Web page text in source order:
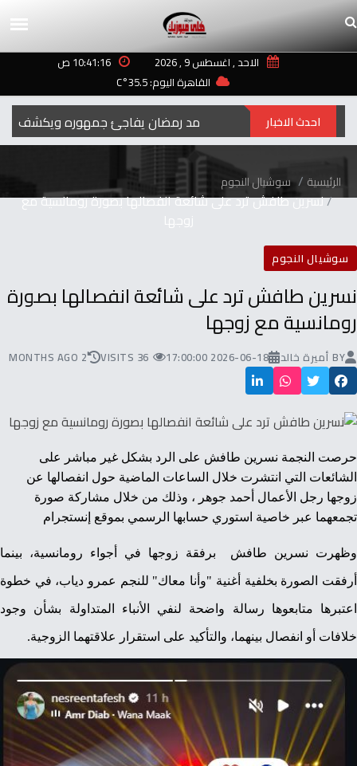
الاحد , اغسطس 9 , 2026
10:41:16 ص
القاهرة اليوم: 35.5°C
احدث الاخبار
الرئيسية سوشيال النجوم
نسرين طافش ترد على شائعة انفصالها بصورة رومانسية مع
زوجها
سوشيال النجوم
نسرين طافش ترد على شائعة انفصالها بصورة
رومانسية مع زوجها
BY أميرة خالد 2026-06-18 17:00:00
36 VISITS
2 MONTHS AGO
حرصت النجمة نسرين طافش على الرد بشكل غير مباشر على
الشائعات التي انتشرت خلال الساعات الماضية حول انفصالها عن
زوجها رجل الأعمال أحمد جوهر ، وذلك من خلال مشاركة صورة
تجمعهما عبر خاصية استوري حسابها الرسمي بموقع إنستجرام
وظهرت نسرين طافش برفقة زوجها في أجواء رومانسية، بينما
أرفقت الصورة بخلفية أغنية "وأنا معاك" للنجم عمرو دياب، في خطوة
اعتبرها متابعوها رسالة واضحة لنفي الأنباء المتداولة بشأن وجود
خلافات أو انفصال بينهما، والتأكيد على استقرار علاقتهما الزوجية.